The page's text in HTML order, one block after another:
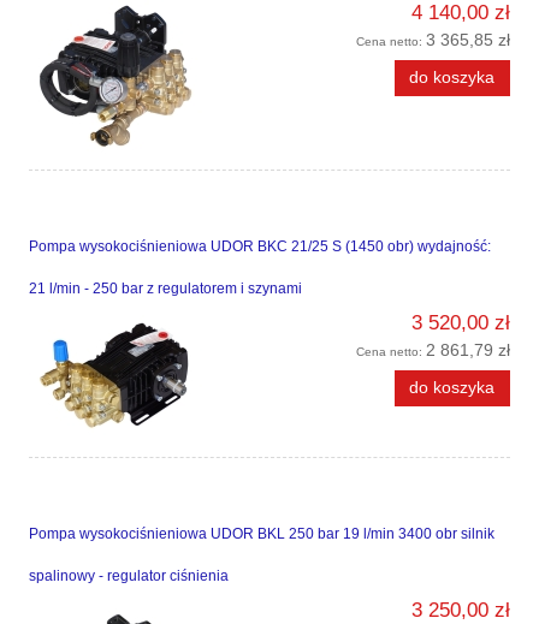
4 140,00 zł
Cena netto: 3 365,85 zł
do koszyka
Pompa wysokociśnieniowa UDOR BKC 21/25 S (1450 obr) wydajność:
21 l/min - 250 bar z regulatorem i szynami
3 520,00 zł
Cena netto: 2 861,79 zł
do koszyka
Pompa wysokociśnieniowa UDOR BKL 250 bar 19 l/min 3400 obr silnik
spalinowy - regulator ciśnienia
3 250,00 zł